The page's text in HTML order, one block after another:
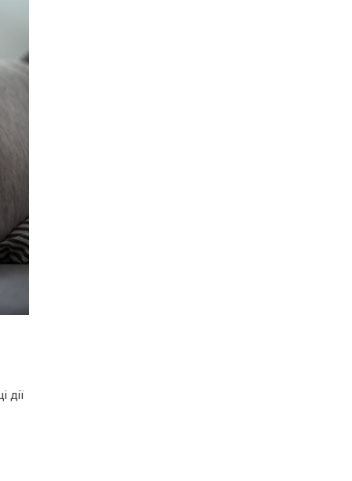
дії